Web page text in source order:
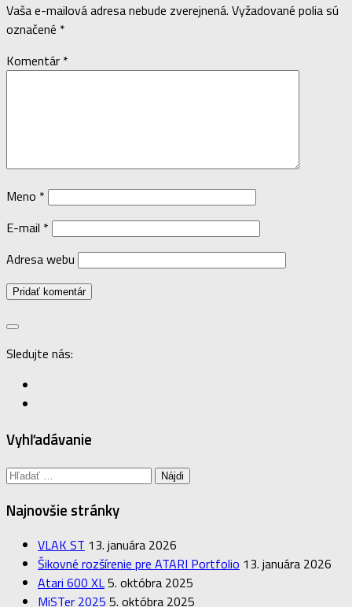
Vaša e-mailová adresa nebude zverejnená. Vyžadované polia sú
označené *
Komentár *
Meno *
E-mail *
Adresa webu
Sledujte nás:
Vyhľadávanie
Hľadať:
Najnovšie stránky
VLAK ST 13. januára 2026
Šikovné rozšírenie pre ATARI Portfolio 13. januára 2026
Atari 600 XL5. októbra 2025
MiSTer 2025 5. októbra 2025